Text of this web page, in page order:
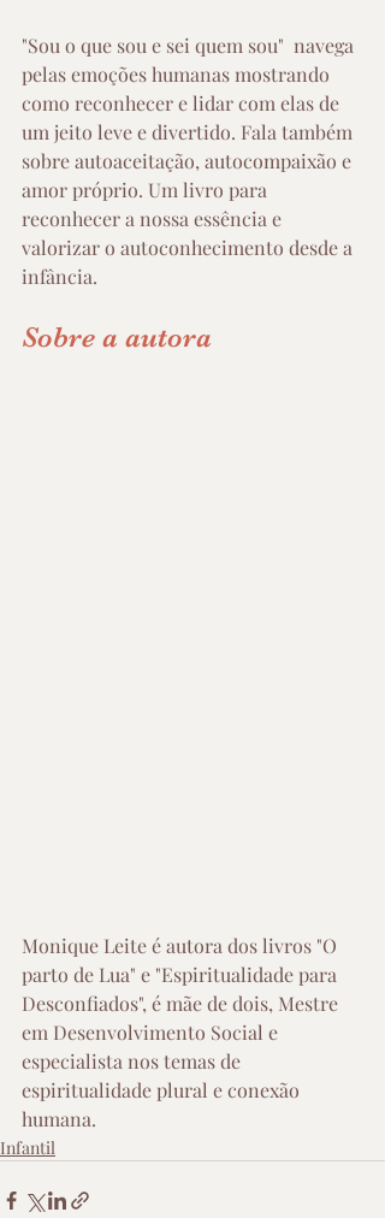
"Sou o que sou e sei quem sou"  navega
pelas emoções humanas mostrando
como reconhecer e lidar com elas de
um jeito leve e divertido. Fala também
sobre autoaceitação, autocompaixão e
amor próprio. Um livro para
reconhecer a nossa essência e
valorizar o autoconhecimento desde a
infância.
Sobre a autora
Monique Leite é autora dos livros "O
parto de Lua" e "Espiritualidade para
Desconfiados", é mãe de dois, Mestre
em Desenvolvimento Social e
especialista nos temas de
espiritualidade plural e conexão
humana.
Infantil